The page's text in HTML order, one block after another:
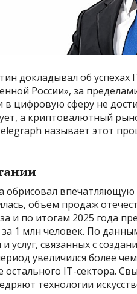
докладывал об успехах
России», за
в цифровую сферу не
а криптовалютный
называет этот
обрисовал
объём продаж
и по итогам 2025 года
1 млн человек. По
услуг, связанных с
увеличился более
остального IT-сектора.
технологии